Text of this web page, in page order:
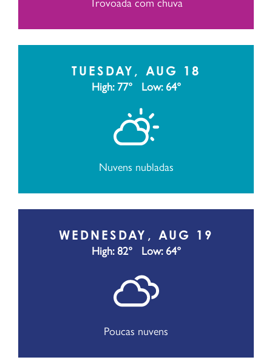
TUESDAY, AUG 18
High: 77° Low: 64°
Nuvens nubladas
WEDNESDAY, AUG 19
High: 82° Low: 64°
Poucas nuvens